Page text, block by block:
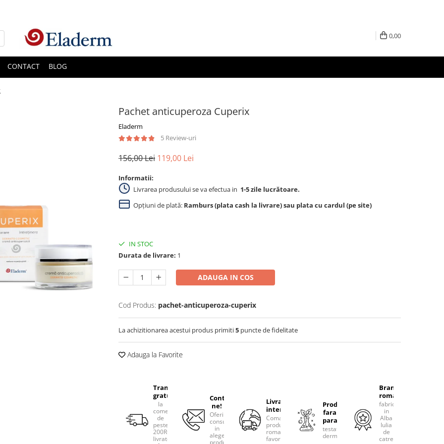
0,00
CONTACT BLOG
Pachet anticuperoza Cuperix
Eladerm
5 Review-uri
156,00 Lei 119,00 Lei
Informatii:
Livrarea produsului se va efectua in 1-5 zile lucrătoare.
Opțiuni de plată: Ramburs (plata cash la livrare) sau plata cu cardul (pe site)
IN STOC
Durata de livrare: 1
ADAUGA IN COS
Cod Produs: pachet-anticuperoza-cuperix
La achizitionarea acestui produs primiti5 puncte de fidelitate
Adauga la Favorite
Transport
gratuit
la
comenzile
de
peste
200RON,
livrate
Contacteaza-
ne!
Oferim
consultanta
in
alegerea
produselor
Livram
international
Comanda
produsele
romanesti
favorite!
Produse
fara
parabeni
testate
dermatologic
Brand
romanesc
fabricat
in
Alba
Iulia
de
catre